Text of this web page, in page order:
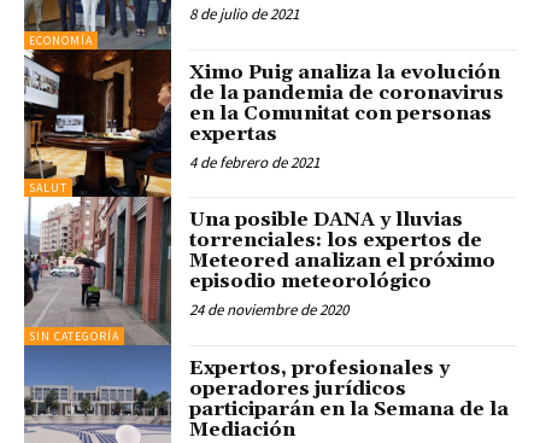
ECONOMÍA
8 de julio de 2021
SALUT
Ximo Puig analiza la evolución
de la pandemia de coronavirus
en la Comunitat con personas
expertas
4 de febrero de 2021
SIN CATEGORÍA
Una posible DANA y lluvias
torrenciales: los expertos de
Meteored analizan el próximo
episodio meteorológico
24 de noviembre de 2020
Expertos, profesionales y
operadores jurídicos
participarán en la Semana de la
Mediación